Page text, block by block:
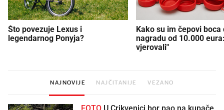
Što povezuje Lexus i
legendarnog Ponyja?
Kako su im čepovi boca
nagradu od 10.000
vjerovali"
NAJNOVIJE NAJČITANIJE VEZANO